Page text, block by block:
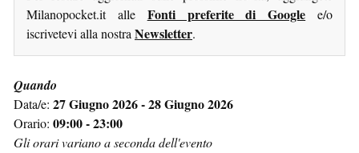
Milanopocket.it alle Fonti preferite di Google e/o
iscrivetevi alla nostra Newsletter.
Quando
Data/e: 27 Giugno 2026 - 28 Giugno 2026
Orario: 09:00 - 23:00
Gli orari variano a seconda dell'evento